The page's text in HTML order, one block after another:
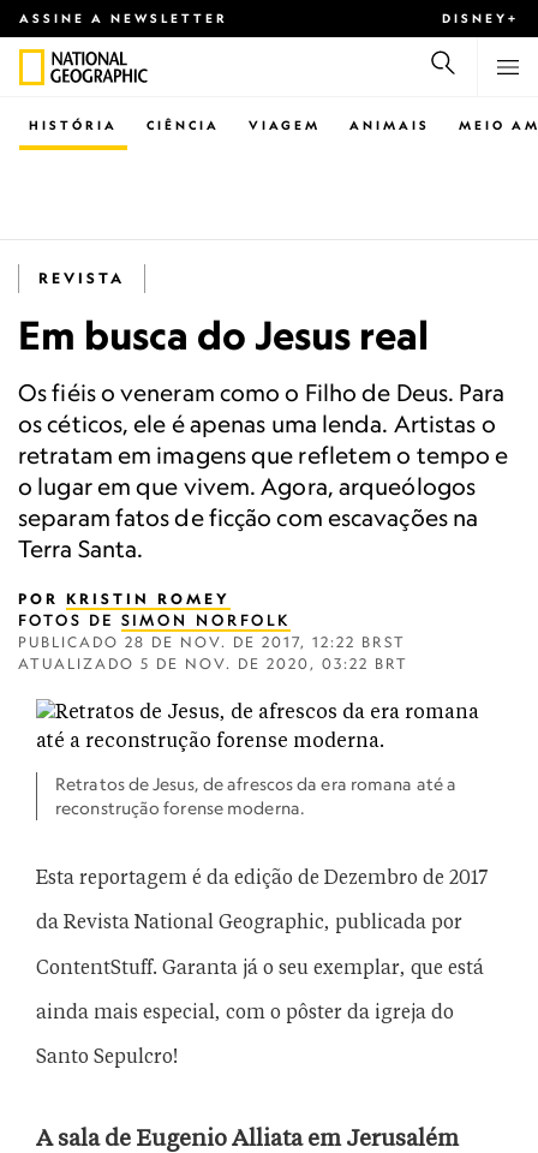
ASSINE A NEWSLETTER DISNEY+
CIÊNCIA VIAGEM ANIMAIS
HISTÓRIA MEIO
REVISTA
Em busca do Jesus real
Os fiéis o veneram como o Filho de Deus. Para
os céticos, ele é apenas uma lenda. Artistas o
retratam em imagens que refletem o tempo e
o lugar em que vivem. Agora, arqueólogos
separam fatos de ficção com escavações na
Terra Santa.
POR KRISTIN ROMEY
FOTOS DE SIMON NORFOLK
PUBLICADO 28 DE NOV. DE 2017, 12:22 BRST
ATUALIZADO 5 DE NOV. DE 2020, 03:22 BRT
Retratos de Jesus, de afrescos da era romana até a
reconstrução forense moderna.
Esta reportagem é da edição de Dezembro de 2017
da Revista National Geographic, publicada por
ContentStuff. Garanta já o seu exemplar, que está
ainda mais especial, com o pôster da igreja do
Santo Sepulcro!
A sala de Eugenio Alliata em Jerusalém